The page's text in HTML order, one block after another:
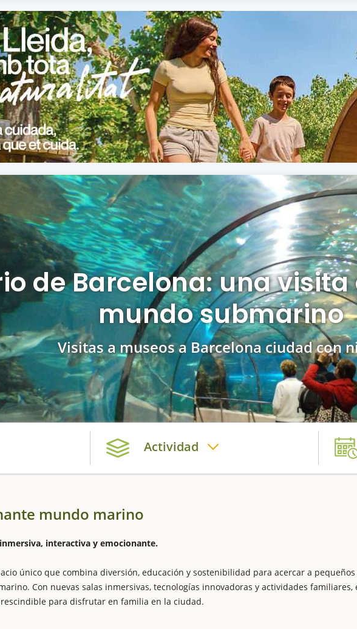
de Barcelona: una
mundo submarino
Visitas a museos a Barcelona ciudad con
Actividad
mundo marino
interactiva y emocionante.
único que combina diversión, educación y sostenibilidad para acercar a pequeños
Con nuevas salas inmersivas, tecnologías innovadoras y actividades familiares,
para disfrutar en familia en la ciudad.